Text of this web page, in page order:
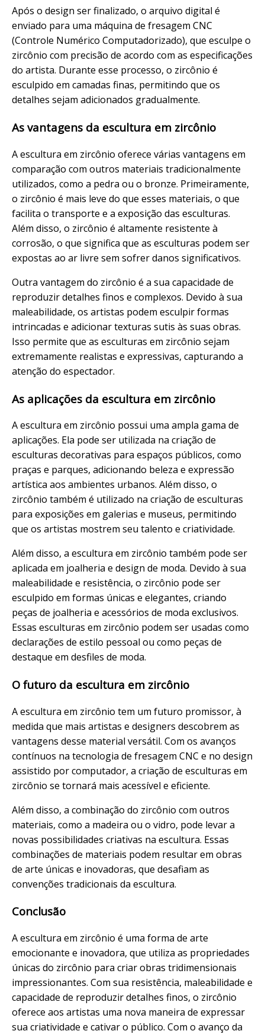
Após o design ser finalizado, o arquivo digital é
enviado para uma máquina de fresagem CNC
(Controle Numérico Computadorizado), que esculpe o
zircônio com precisão de acordo com as especificações
do artista. Durante esse processo, o zircônio é
esculpido em camadas finas, permitindo que os
detalhes sejam adicionados gradualmente.
As vantagens da escultura em zircônio
A escultura em zircônio oferece várias vantagens em
comparação com outros materiais tradicionalmente
utilizados, como a pedra ou o bronze. Primeiramente,
o zircônio é mais leve do que esses materiais, o que
facilita o transporte e a exposição das esculturas.
Além disso, o zircônio é altamente resistente à
corrosão, o que significa que as esculturas podem ser
expostas ao ar livre sem sofrer danos significativos.
Outra vantagem do zircônio é a sua capacidade de
reproduzir detalhes finos e complexos. Devido à sua
maleabilidade, os artistas podem esculpir formas
intrincadas e adicionar texturas sutis às suas obras.
Isso permite que as esculturas em zircônio sejam
extremamente realistas e expressivas, capturando a
atenção do espectador.
As aplicações da escultura em zircônio
A escultura em zircônio possui uma ampla gama de
aplicações. Ela pode ser utilizada na criação de
esculturas decorativas para espaços públicos, como
praças e parques, adicionando beleza e expressão
artística aos ambientes urbanos. Além disso, o
zircônio também é utilizado na criação de esculturas
para exposições em galerias e museus, permitindo
que os artistas mostrem seu talento e criatividade.
Além disso, a escultura em zircônio também pode ser
aplicada em joalheria e design de moda. Devido à sua
maleabilidade e resistência, o zircônio pode ser
esculpido em formas únicas e elegantes, criando
peças de joalheria e acessórios de moda exclusivos.
Essas esculturas em zircônio podem ser usadas como
declarações de estilo pessoal ou como peças de
destaque em desfiles de moda.
O futuro da escultura em zircônio
A escultura em zircônio tem um futuro promissor, à
medida que mais artistas e designers descobrem as
vantagens desse material versátil. Com os avanços
contínuos na tecnologia de fresagem CNC e no design
assistido por computador, a criação de esculturas em
zircônio se tornará mais acessível e eficiente.
Além disso, a combinação do zircônio com outros
materiais, como a madeira ou o vidro, pode levar a
novas possibilidades criativas na escultura. Essas
combinações de materiais podem resultar em obras
de arte únicas e inovadoras, que desafiam as
convenções tradicionais da escultura.
Conclusão
A escultura em zircônio é uma forma de arte
emocionante e inovadora, que utiliza as propriedades
únicas do zircônio para criar obras tridimensionais
impressionantes. Com sua resistência, maleabilidade e
capacidade de reproduzir detalhes finos, o zircônio
oferece aos artistas uma nova maneira de expressar
sua criatividade e cativar o público. Com o avanço da